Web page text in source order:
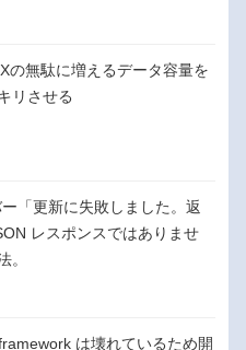
の無駄に増えるデータ容量を
リさせる
「更新に失敗しました。返
レスポンスではありませ
。
は壊れているため開